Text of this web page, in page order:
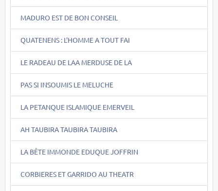
MADURO EST DE BON CONSEIL
QUATENENS : L'HOMME A TOUT FAI
LE RADEAU DE LAA MERDUSE DE LA
PAS SI INSOUMIS LE MELUCHE
LA PETANQUE ISLAMIQUE EMERVEIL
AH TAUBIRA TAUBIRA TAUBIRA
LA BÊTE IMMONDE EDUQUE JOFFRIN
CORBIERES ET GARRIDO AU THEATR